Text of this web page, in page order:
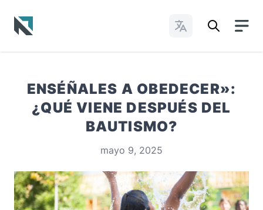
Cambiar idioma
ENSÉÑALES A OBEDECER»:
¿QUÉ VIENE DESPUÉS DEL
BAUTISMO?
mayo 9, 2025